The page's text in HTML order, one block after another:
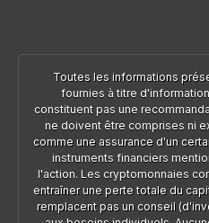
Toutes les informations
fournies à titre
constituent pas une
ne doivent être comprises ni
comme une assurance d'un
instruments financiers
l'action. Les cryptomonnaies
entraîner une perte totale du
remplacent pas un conseil